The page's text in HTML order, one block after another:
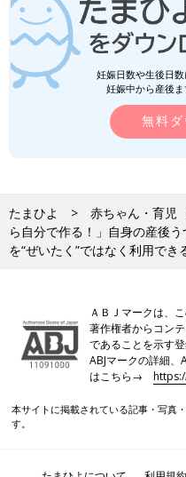
ママが自分で選んで利用す
レゼントしてもらった方や
になるから利用するという方
どんな形であっても、産後ケ
できる場所にし、いちばんは
ゃんのいる家族の癒やしの
●この記事は個人の体験を取
●記事の内容は2024年5月の
ります。
パパや家
後うつに
妊娠や出
しいことで
多くのマ
妊娠日数や生後日
妊娠中から産後
無料
たまひよ 赤ちゃん・育児
ら自分で作る！」自身の産後
を“ぜいたく”ではなく利用でき
ＡＢＪマークは、
著作権者からコン
であることを示す
ABJマークの詳細
はこちら→
本サイトに掲載されている記事・写真
す。